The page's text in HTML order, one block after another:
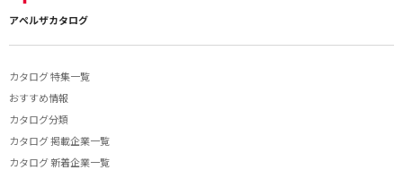
アペルザカタログ
カタログ 特集一覧
おすすめ情報
カタログ分類
カタログ 掲載企業一覧
カタログ 新着企業一覧